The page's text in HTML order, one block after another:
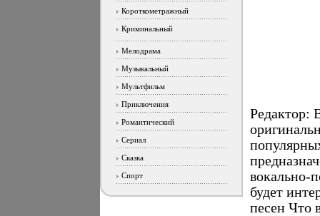
Короткометражный
Криминальный
Мелодрама
Музыкальный
Мультфильм
Приключения
Романтический
Сериал
Сказка
Спорт
Редактор:
вокально-
будет
песен Что